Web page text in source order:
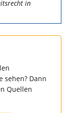
in
sehen? Dann
Quellen